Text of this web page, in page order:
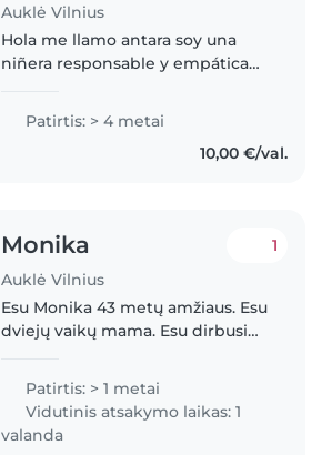
Auklė Vilnius
Hola me llamo antara soy una
niñera responsable y empática
experiencia cuidando niños de
todas las edades. Me encanta
Patirtis: > 4 metai
10,00 €/val.
Monika
Auklė Vilnius
1
Esu Monika 43 metų amžiaus. Esu
dviejų vaikų mama. Esu dirbusi
labai daug, bet esu atsakinga,
rūpestinga ir mylinti vaikus...
Patirtis: > 1 metai
Vidutinis atsakymo laikas: 1
valanda